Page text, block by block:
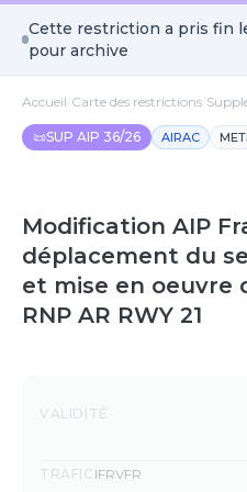
Cette restriction a pris fin
pour archive
Accueil Carte des restrictions
📜SUP AIP 36/26 AIRAC
Modification AIP
déplacement du
et mise en oeuvre
RNP AR RWY 21
Détails
VALIDITÉ
TRAFIC IFRVFR